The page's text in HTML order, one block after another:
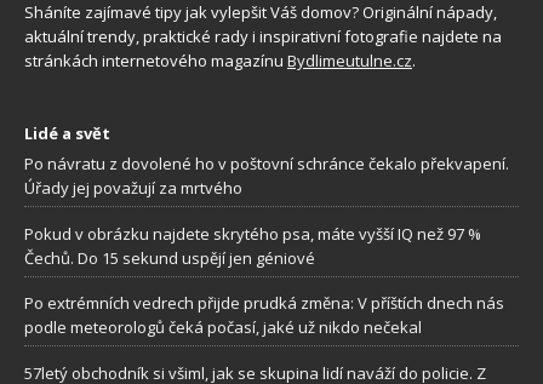
Sháníte zajímavé tipy jak vylepšit Váš domov? Originální nápady,
aktuální trendy, praktické rady i inspirativní fotografie najdete na
stránkách internetového magazínu Bydlimeutulne.cz.
Lidé a svět
Po návratu z dovolené ho v poštovní schránce čekalo překvapení.
Úřady jej považují za mrtvého
Pokud v obrázku najdete skrytého psa, máte vyšší IQ než 97 %
Čechů. Do 15 sekund uspějí jen géniové
Po extrémních vedrech přijde prudká změna: V příštích dnech nás
podle meteorologů čeká počasí, jaké už nikdo nečekal
57letý obchodník si všiml, jak se skupina lidí naváží do policie. Z